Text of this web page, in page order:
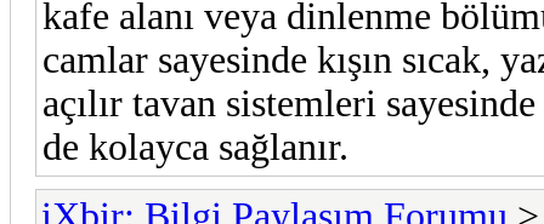
kafe alanı veya dinlenme
camlar sayesinde kışın sıcak,
açılır tavan sistemleri
de kolayca sağlanır.